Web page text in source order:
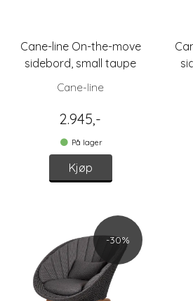
Cane-line On-the-move
sidebord, small taupe
Cane-line
2.945,-
På lager
Kjøp
-30%